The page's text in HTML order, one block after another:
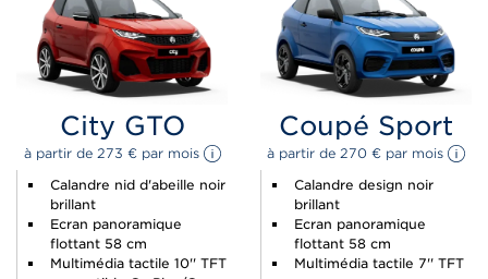
City GTO
à partir de 273 € par mois
Calandre nid d'abeille noir
brillant
Ecran panoramique
flottant 58 cm
Multimédia tactile 10'' TFT
Coupé Sport
à partir de 270 € par mois
Calandre design noir
brillant
Ecran panoramique
flottant 58 cm
Multimédia tactile 7'' TFT